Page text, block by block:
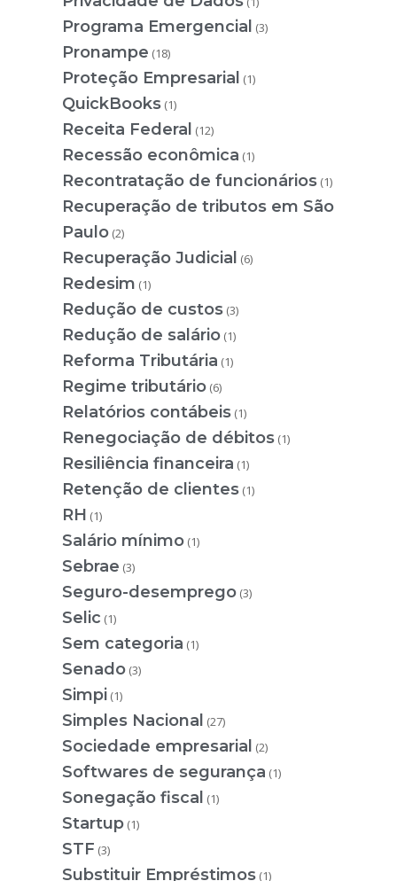
Programa Emergencial (3)
Pronampe (18)
Proteção Empresarial (1)
QuickBooks (1)
Receita Federal (12)
Recessão econômica (1)
Recontratação de funcionários (1)
Recuperação de tributos em São
Paulo (2)
Recuperação Judicial (6)
Redesim (1)
Redução de custos (3)
Redução de salário (1)
Reforma Tributária (1)
Regime tributário (6)
Relatórios contábeis (1)
Renegociação de débitos (1)
Resiliência financeira (1)
Retenção de clientes (1)
RH (1)
Salário mínimo (1)
Sebrae (3)
Seguro-desemprego (3)
Selic (1)
Sem categoria (1)
Senado (3)
Simpi (1)
Simples Nacional (27)
Sociedade empresarial (2)
Softwares de segurança (1)
Sonegação fiscal (1)
Startup (1)
STF (3)
Substituir Empréstimos (1)